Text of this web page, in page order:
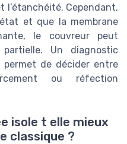
l’étanchéité. Cependant,
et que la membrane
le couvreur peut
Un diagnostic
de décider entre
ou réfection
isole t elle mieux
classique ?